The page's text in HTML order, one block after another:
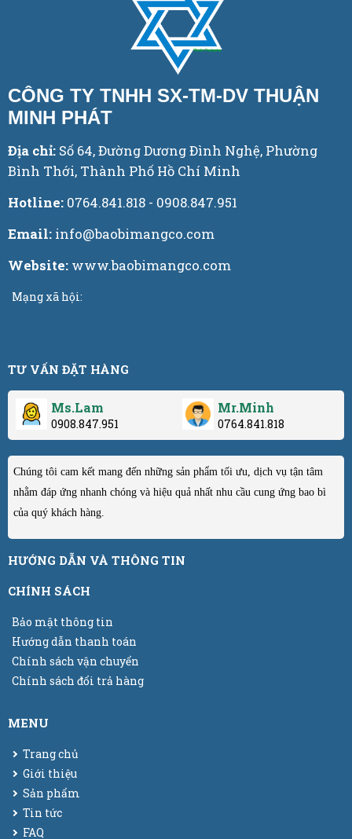
CÔNG TY TNHH SX-TM-DV THUẬN
MINH PHÁT
Địa chỉ: Số 64, Đường Dương Đình Nghệ, Phường
Bình Thới, Thành Phố Hồ Chí Minh
Hotline: 0764.841.818 - 0908.847.951
Email: info@baobimangco.com
Website: www.baobimangco.com
Mạng xã hội:
TƯ VẤN ĐẶT HÀNG
Ms.Lam
0908.847.951
Mr.Minh
0764.841.818
Chúng tôi cam kết mang đến những sản phẩm tối ưu, dịch vụ tận tâm
nhằm đáp ứng nhanh chóng và hiệu quả nhất nhu cầu cung ứng bao bì
của quý khách hàng.
HƯỚNG DẪN VÀ THÔNG TIN
CHÍNH SÁCH
Bảo mật thông tin
Hướng dẫn thanh toán
Chính sách vận chuyển
Chính sách đổi trả hàng
MENU
Trang chủ
Giới thiệu
Sản phẩm
Tin tức
FAQ